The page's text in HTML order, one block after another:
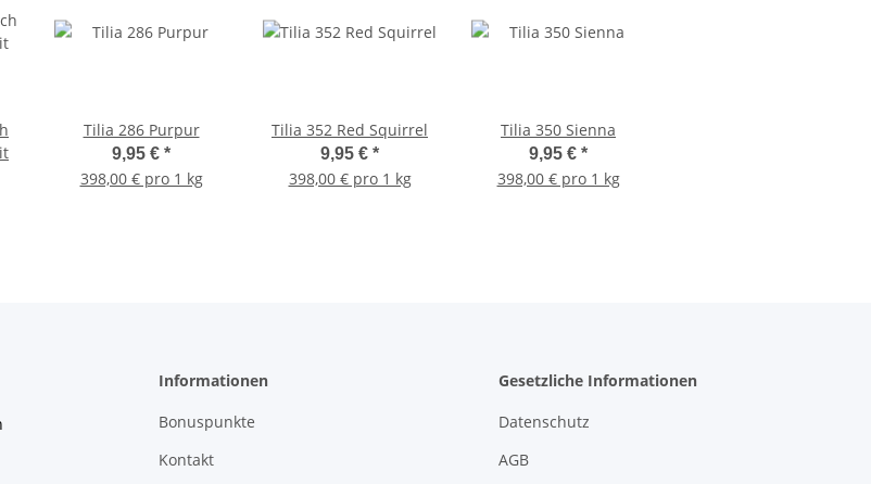
Tilia 286 Purpur
9,95 € *
398,00 € pro 1 kg
Tilia 352 Red Squirrel
9,95 € *
398,00 € pro 1 kg
Tilia 350 Sienna
9,95 € *
398,00 € pro 1 kg
Informationen
Bonuspunkte
Kontakt
Gesetzliche Informationen
Datenschutz
AGB